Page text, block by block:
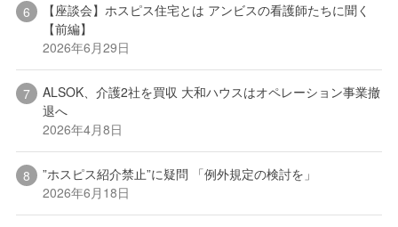
【座談会】ホスピス住宅とは アンビスの看護師たちに聞く
【前編】
2026年6月29日
ALSOK、介護2社を買収 大和ハウスはオペレーション事業撤
退へ
2026年4月8日
”ホスピス紹介禁止”に疑問 「例外規定の検討を」
2026年6月18日